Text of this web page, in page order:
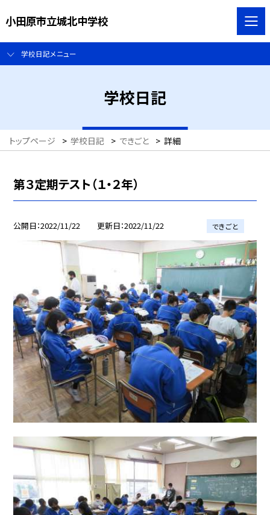
小田原市立城北中学校
学校日記メニュー
学校日記
トップページ > 学校日記 > できごと > 詳細
第３定期テスト（１・２年）
公開日 2022/11/22 更新日 2022/11/22 できごと